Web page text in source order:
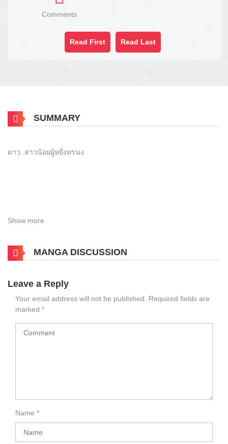
Comments
Read First Read Last
SUMMARY
ดาว..สาวน้อยผู้หยิ่งทรนง
Show more
MANGA DISCUSSION
Leave a Reply
Your email address will not be published. Required fields are
marked *
Name *